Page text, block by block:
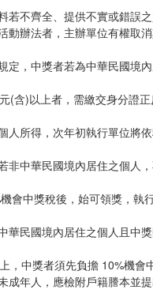
若不齊全、提供不實或錯誤
動辦法者，主辦單位有權取消
定，中獎者若為中華民國境
(含)以上者，需繳交身分證
人所得，次年初執行單位將
非中華民國境內居住之個人
會中獎稅後，始可領獎，執
華民國境內居住之個人且中
，中獎者須先負擔 10%機會
成年人，應檢附戶籍謄本並